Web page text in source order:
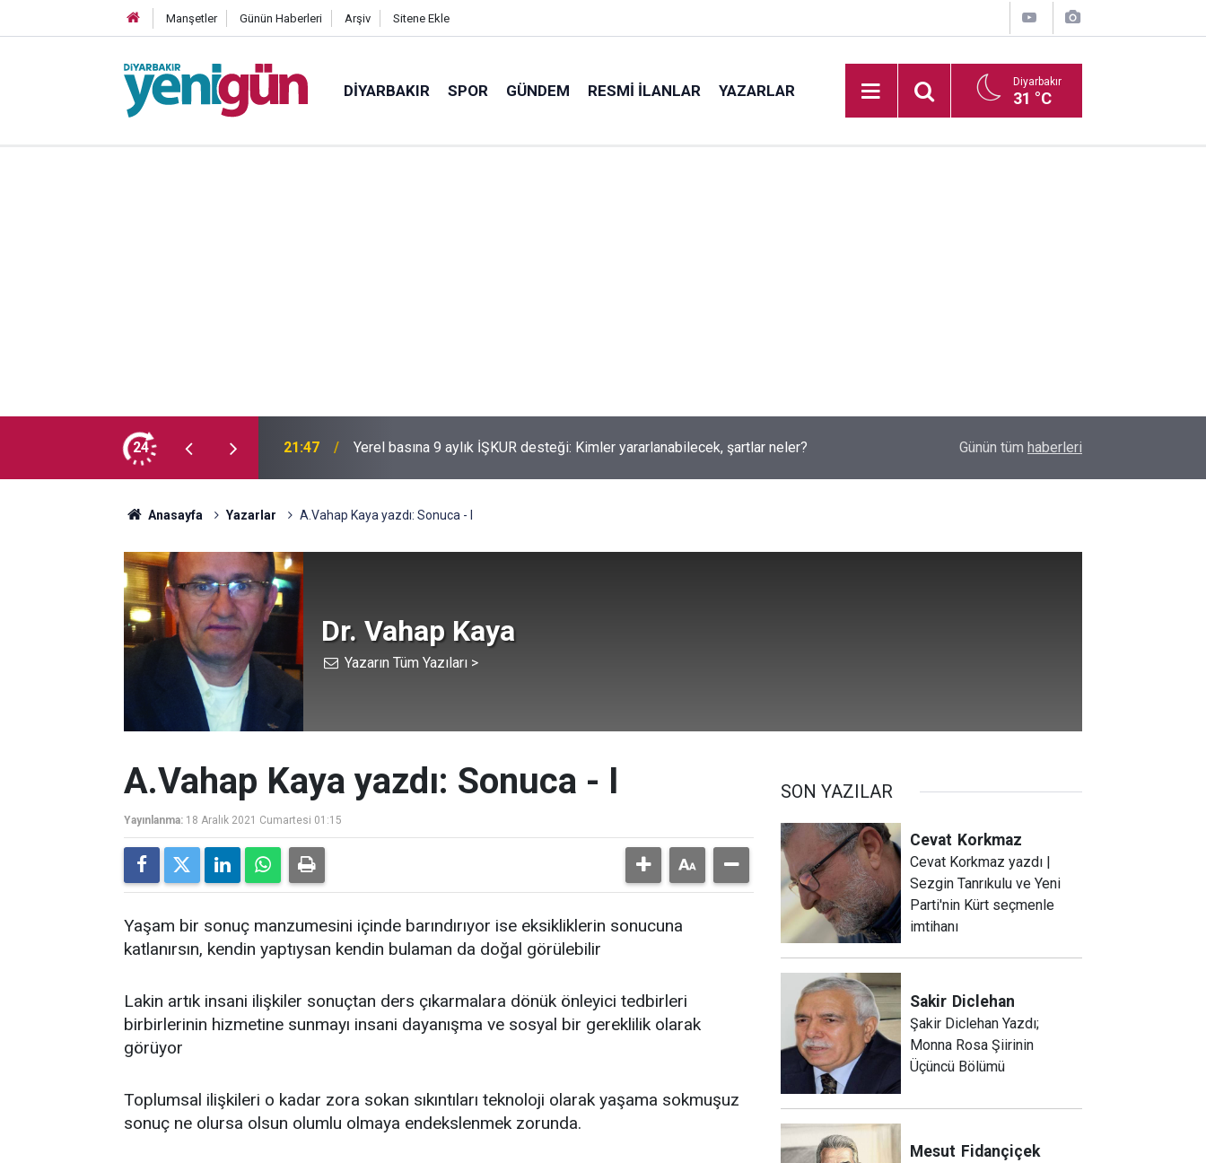
Manşetler Günün Haberleri Arşiv Sitene Ekle
DIYARBAKIR SPOR GÜNDEM RESMI İLANLAR YAZARLAR Diyarbakır
31 °C
24 21:47 Yerel basına 9 aylık İŞKUR desteği: Kimler yararlanabilecek, şartlar neler? Diyarbakır'da bez parçasına takılan leylek için
Günün tüm haberleri
Anasayfa Yazarlar A.Vahap Kaya yazdı: Sonuca - I
Dr. Vahap Kaya
Yazarın Tüm Yazıları >
A.Vahap Kaya yazdı: Sonuca - I
Yayınlanma: 18 Aralık 2021 Cumartesi 01:15
Yaşam bir sonuç manzumesini içinde barındırıyor ise eksikliklerin sonucuna
katlanırsın, kendin yaptıysan kendin bulaman da doğal görülebilir
Lakin artık insani ilişkiler sonuçtan ders çıkarmalara dönük önleyici tedbirleri
birbirlerinin hizmetine sunmayı insani dayanışma ve sosyal bir gereklilik olarak
görüyor
Toplumsal ilişkileri o kadar zora sokan sıkıntıları teknoloji olarak yaşama sokmuşuz
sonuç ne olursa olsun olumlu olmaya endekslenmek zorunda.
SON YAZILAR
Cevat Korkmaz
Cevat Korkmaz yazdı |
Sezgin Tanrıkulu ve Yeni
Parti'nin Kürt seçmenle
imtihanı
Sakir Diclehan
Şakir Diclehan Yazdı;
Monna Rosa Şiirinin
Üçüncü Bölümü
Mesut Fidançiçek